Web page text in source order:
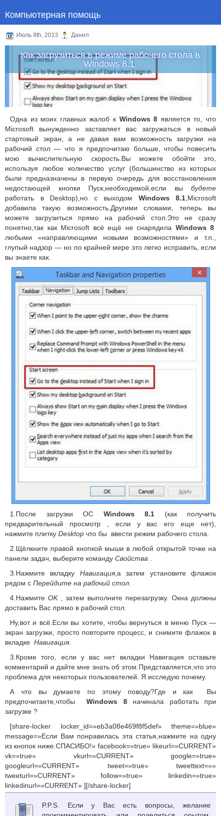
Компьютерная помощь
Июль 9th, 2013 Данил
Как загрузиться в режиме рабочего стола в
Windows 8.1.
Одна из моих главных жалоб к Windows 8 является то, что
Microsoft вынужденно заставляет вас загружаться в новый
стартовый экран, а не давая вам возможность загрузки на
рабочий стол — что я предпочитаю больше, чтобы повесить
мою вычислительную скорость.Вы можете обойти это,
используя любое количество услуг (большинство из которых
были предназначены в первую очередь для восстановления
недостающей кнопки Пуск,необходимой,если вы будете
работать в Desktop),но с выходом Windows 8.1 ,Microsoft
добавила такую возможность.Другими словами, теперь вы
можете загрузиться прямо на рабочий стол. Это не сразу
понятно,так как Microsoft всё ещё не снарядила Windows 8
любыми «направляющими новыми возможностями» и т.п.,
глупый надзор — но по крайней мере это легко исправить, если
вы знаете как.
1. После загрузки ОС Windows 8.1 (как получить
предварительный просмотр, если у вас его еще нет),
нажмите плитку Desktop что бы ввести режим рабочего стола.
2. Щёлкните правой кнопкой мыши в любой открытой точке на
панели задач, выберите команду Свойства
3. Нажмите вкладку Навигация,а затем установите флажок
рядом с Перейдите на рабочий стол
4. Нажмите OK, затем выполните перезагрузку. Окна должны
доставить Вас прямо в рабочий стол.
Ну,вот и всё. Если вы хотите, чтобы вернуться в меню Пуск —
экран загрузки, просто повторите процесс, и снимите флажок в
вкладке Навигация.
3. Кроме того, если у вас нет вкладки Навигация оставьте
комментарий и дайте мне знать об этом.Представляется,что это
проблема для некоторых пользователей. Я исследую почему.
А что вы думаете по этому поводу?Где и как Вы
предпочитаете,чтобы Windows 8начинала работать при
загрузке ?
[share-locker locker_id=»eb3a08e469f8f5def» theme=»blue»
message=»Если Вам понравилась эта статья,нажмите на одну
из кнопок ниже.СПАСИБО!» facebook=»true» likeurl=»CURRENT»
vk=»true» vkurl=»CURRENT» google=»true»
googleurl=»CURRENT» tweet=»true» tweettext=»»
tweeturl=»CURRENT» follow=»true» linkedin=»true»
linkedinurl=»CURRENT» ][/share-locker]
P.P.S. Если у Вас есть вопросы, желание